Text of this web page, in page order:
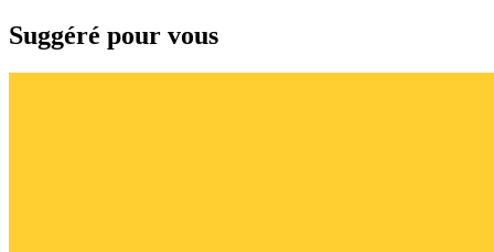
Suggéré pour vous